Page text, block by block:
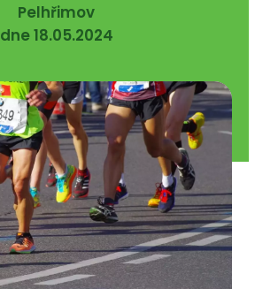
Pelhřimov
dne 18.05.2024